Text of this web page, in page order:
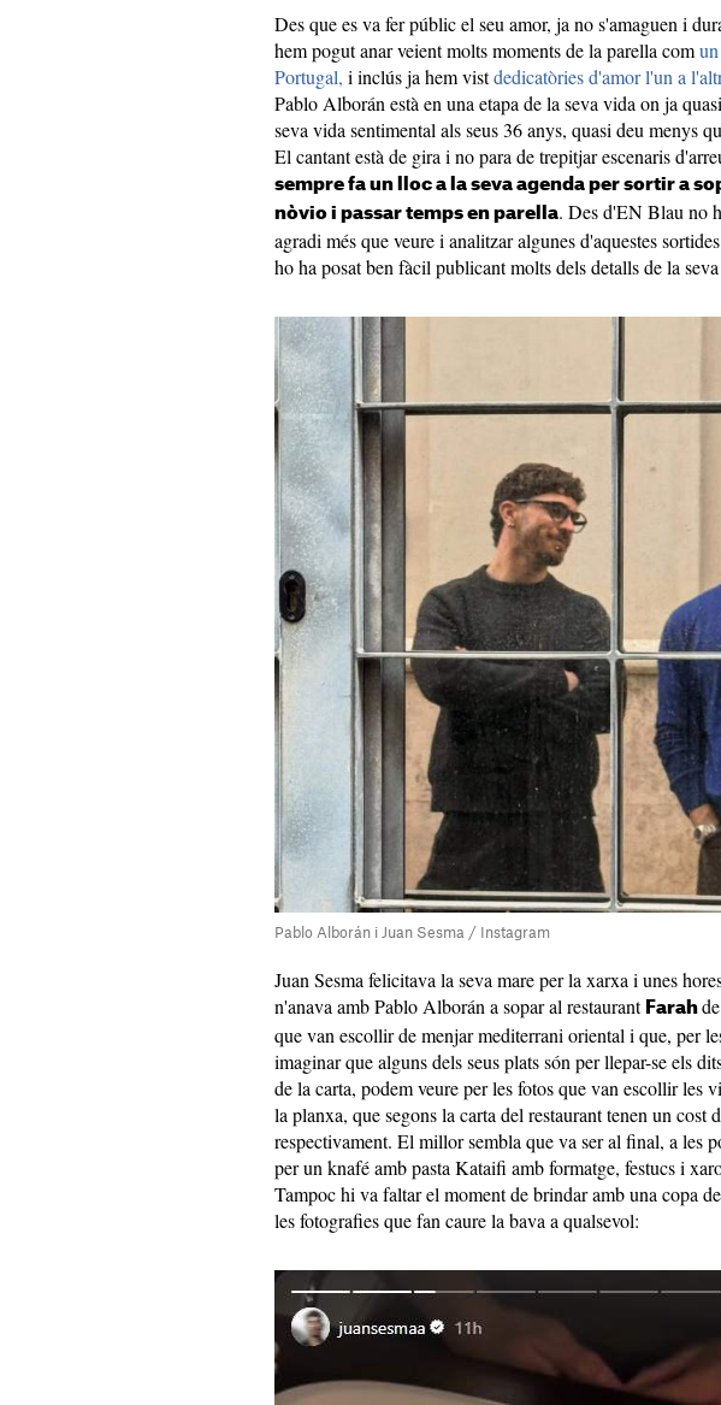
Des que es va fer públic el seu amor, ja no s'amaguen i
hem pogut anar veient molts moments de la parella com
Portugal, i inclús ja hem vistdedicatòries d'amor l'un a
Pablo Alborán està en una etapa de la seva vida on ja
seva vida sentimental als seus 36 anys, quasi deu menys
El cantant està de gira i no para de trepitjar escenaris
sempre fa un lloc a la seva agenda per sortir a
nòvio i passar temps en parella. Des d'EN Blau no
agradi més que veure i analitzar algunes d'aquestes
ho ha posat ben fàcil publicant molts dels detalls de la
Pablo Alborán i Juan Sesma / Instagram
Juan Sesma felicitava la seva mare per la xarxa i unes
n'anava amb Pablo Alborán a sopar al restaurant Farah
que van escollir de menjar mediterrani oriental i que, per
imaginar que alguns dels seus plats són per llepar-se els
de la carta, podem veure per les fotos que van escollir les
la planxa, que segons la carta del restaurant tenen un cost
respectivament. El millor sembla que va ser al final, a les
per un knafé amb pasta Kataifi amb formatge, festucs i
Tampoc hi va faltar el moment de brindar amb una copa
les fotografies que fan caure la bava a qualsevol: